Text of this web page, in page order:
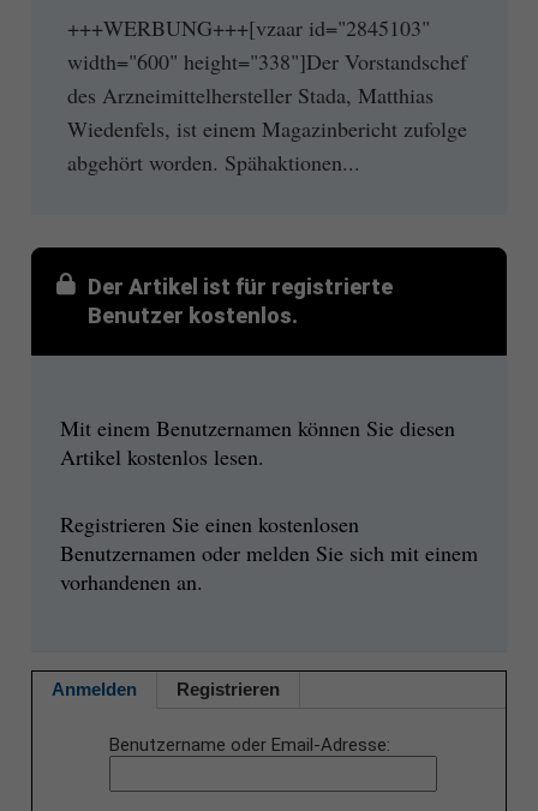
+++WERBUNG+++[vzaar id="2845103"
width="600" height="338"]Der Vorstandschef
des Arzneimittelhersteller Stada, Matthias
Wiedenfels, ist einem Magazinbericht zufolge
abgehört worden. Spähaktionen...
Der Artikel ist für registrierte
Benutzer kostenlos.
Mit einem Benutzernamen können Sie diesen
Artikel kostenlos lesen.
Registrieren Sie einen kostenlosen
Benutzernamen oder melden Sie sich mit einem
vorhandenen an.
Anmelden Registrieren
Benutzername oder Email-Adresse